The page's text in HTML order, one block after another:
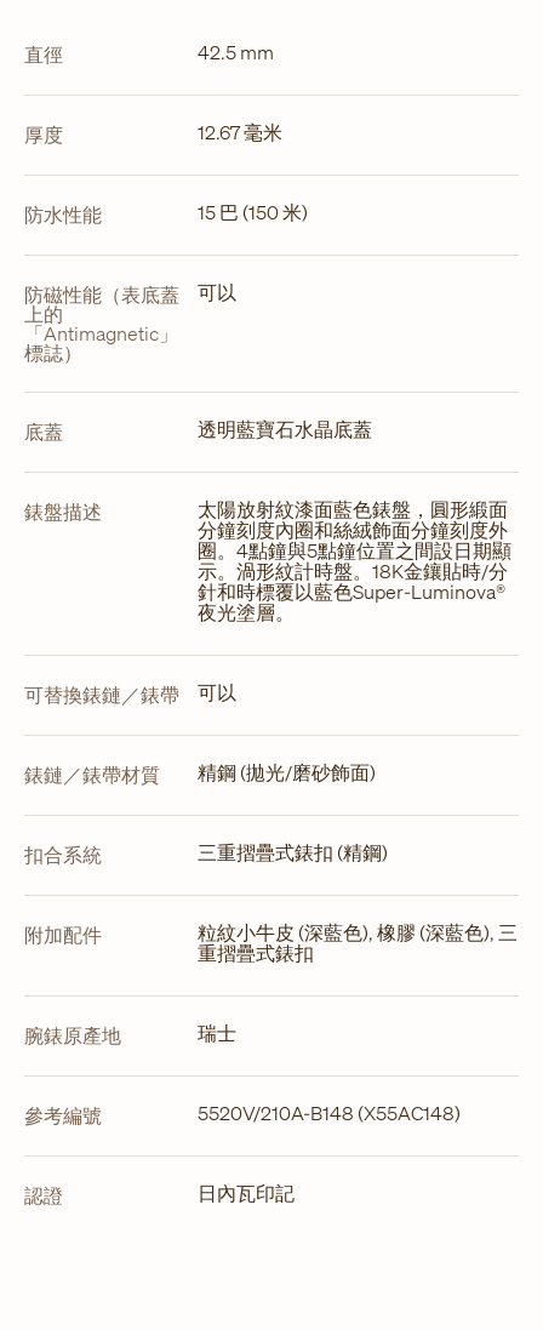
直徑 42.5 mm
厚度 12.67 毫米
防水性能 15 巴 (150 米)
防磁性能（表底蓋
上的
「Antimagnetic」
標誌）
可以
底蓋 透明藍寶石水晶底蓋
錶盤描述 太陽放射紋漆面藍色錶盤，圓形緞面
分鐘刻度內圈和絲絨飾面分鐘刻度外
圈。4點鐘與5點鐘位置之間設日期顯
示。渦形紋計時盤。18K金鑲貼時/分
針和時標覆以藍色Super-Luminova®
夜光塗層。
可替換錶鏈／錶帶 可以
錶鏈／錶帶材質 精鋼 (拋光/磨砂飾面)
扣合系統 三重摺疊式錶扣 (精鋼)
附加配件 粒紋小牛皮 (深藍色), 橡膠 (深藍色), 三
重摺疊式錶扣
腕錶原產地 瑞士
參考編號 5520V/210A-B148 (X55AC148)
認證 日內瓦印記